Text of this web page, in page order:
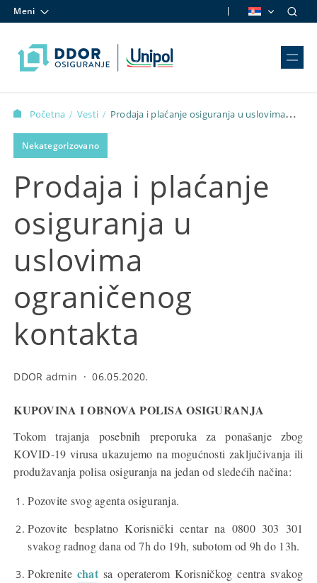
Meni
Početna / Vesti / Prodaja i plaćanje osiguranja u uslovima
ograničenog kontakta
Nekategorizovano
Prodaja i plaćanje
osiguranja u
uslovima
ograničenog
kontakta
DDOR admin ·06.05.2020.
KUPOVINA I OBNOVA POLISA OSIGURANJA
Tokom trajanja posebnih preporuka za ponašanje zbog
KOVID-19 virusa ukazujemo na mogućnosti zaključivanja ili
produžavanja polisa osiguranja na jedan od sledećih načina:
Pozovite svog agenta osiguranja.
Pozovite besplatno Korisnički centar na 0800 303 301
svakog radnog dana od 7h do 19h, subotom od 9h do 13h.
Pokrenite chatsa operaterom Korisničkog centra svakog